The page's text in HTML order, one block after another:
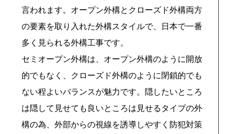
言われます。オープン外構とクローズド外構両方
の要素を取り入れた外構スタイルで、日本で一番
多く見られる外構工事です。
セミオープン外構は、オープン外構のように開放
的でもなく、クローズド外構のように閉鎖的でも
ない程よいバランスが魅力です。隠したいところ
は隠して見せても良いところは見せるタイプの外
構の為、外部からの視線を誘導しやすく防犯対策